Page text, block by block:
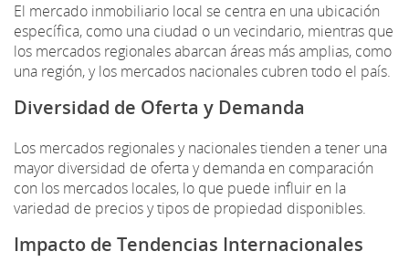
El mercado inmobiliario local se centra en una ubicación
específica, como una ciudad o un vecindario, mientras que
los mercados regionales abarcan áreas más amplias, como
una región, y los mercados nacionales cubren todo el país.
Diversidad de Oferta y Demanda
Los mercados regionales y nacionales tienden a tener una
mayor diversidad de oferta y demanda en comparación
con los mercados locales, lo que puede influir en la
variedad de precios y tipos de propiedad disponibles.
Impacto de Tendencias Internacionales